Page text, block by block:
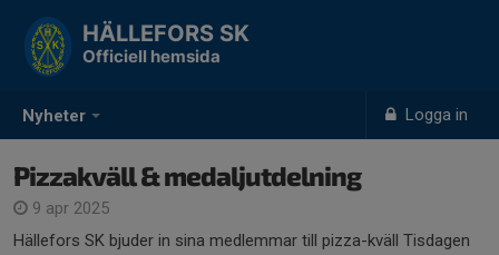
Nyheter Logga in
HÄLLEFORS SK
Officiell hemsida
Pizzakväll & medaljutdelning
9 apr 2025
Hällefors SK bjuder in sina medlemmar till pizza-kväll Tisdagen